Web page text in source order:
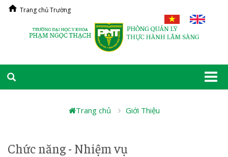
Trang chủ Trường
Trang chủ Giới Thiệu
Chức năng - Nhiệm vụ